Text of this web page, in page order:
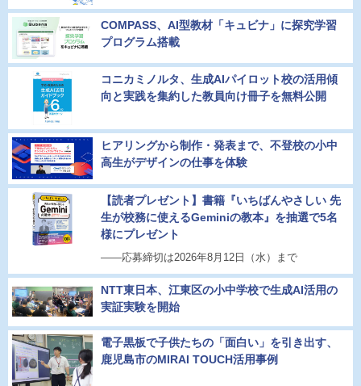
COMPASS、AI型教材「キュビナ」に探究学習
プログラム搭載
コニカミノルタ、生成AIパイロット校の活用傾
向と実践を集約した教員向け冊子を無料公開
ヒアリングから制作・発表まで、不登校の小中
高生がデザインの仕事を体験
【読者プレゼント】書籍『いちばんやさしい 先
生が校務に使えるGeminiの教本』を抽選で5名
様にプレゼント
――応募締切は2026年8月12日（水）まで
NTT東日本、江東区の小中学校で生成AI活用の
実証実験を開始
電子黒板で子供たちの「面白い」を引き出す、
鹿児島市のMIRAI TOUCH活用事例